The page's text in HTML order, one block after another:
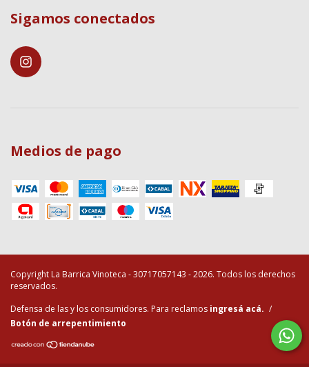
Sigamos conectados
Medios de pago
Copyright La Barrica Vinoteca - 30717057143 - 2026. Todos los derechos
reservados.
Defensa de las y los consumidores. Para reclamos ingresá acá. /
Botón de arrepentimiento